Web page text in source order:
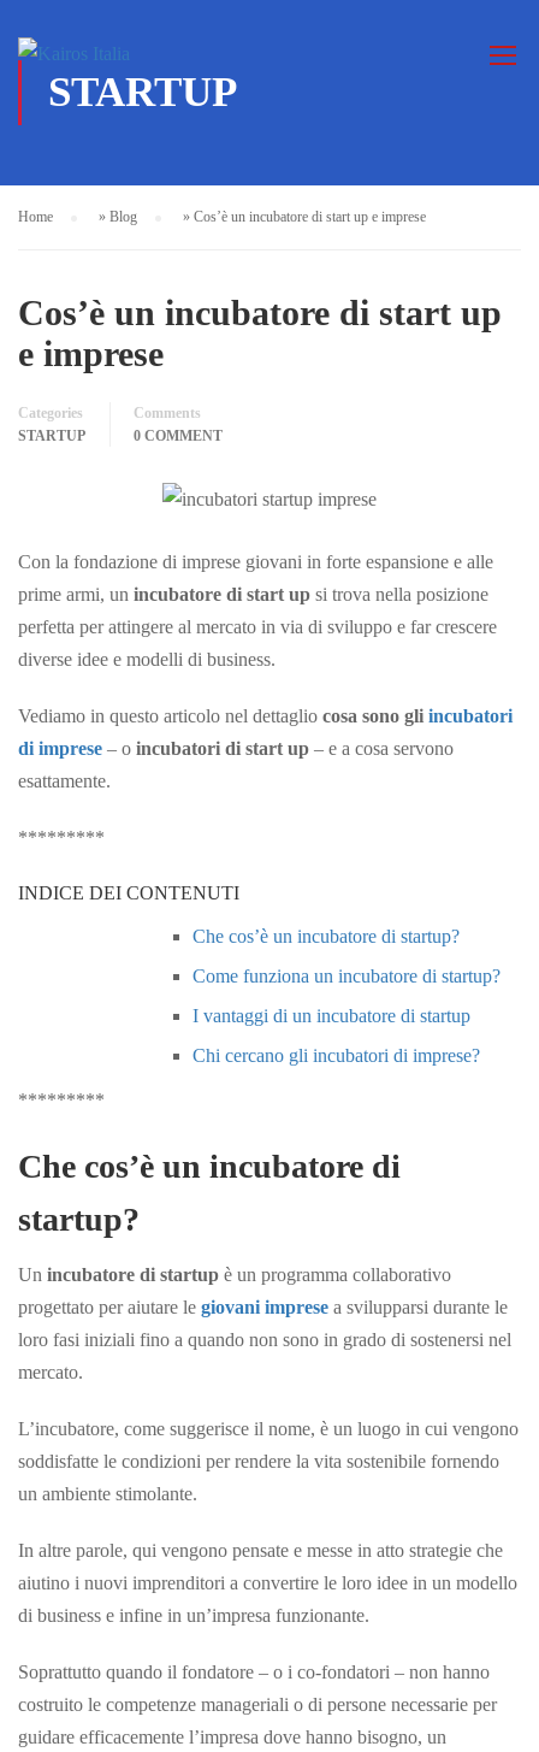
STARTUP
Home » Blog » Cos’è un incubatore di start up e imprese
Cos’è un incubatore di start up
e imprese
Categories
STARTUP
Comments
0 COMMENT
Con la fondazione di imprese giovani in forte espansione e alle
prime armi, un incubatore di start up si trova nella posizione
perfetta per attingere al mercato in via di sviluppo e far crescere
diverse idee e modelli di business.
Vediamo in questo articolo nel dettaglio cosa sono gli incubatori
di imprese – o incubatori di start up – e a cosa servono
esattamente.
*********
INDICE DEI CONTENUTI
Che cos’è un incubatore di startup?
Come funziona un incubatore di startup?
I vantaggi di un incubatore di startup
Chi cercano gli incubatori di imprese?
*********
Che cos’è un incubatore di
startup?
Un incubatore di startup è un programma collaborativo
progettato per aiutare le giovani imprese a svilupparsi durante le
loro fasi iniziali fino a quando non sono in grado di sostenersi nel
mercato.
L’incubatore, come suggerisce il nome, è un luogo in cui vengono
soddisfatte le condizioni per rendere la vita sostenibile fornendo
un ambiente stimolante.
In altre parole, qui vengono pensate e messe in atto strategie che
aiutino i nuovi imprenditori a convertire le loro idee in un modello
di business e infine in un’impresa funzionante.
Soprattutto quando il fondatore – o i co-fondatori – non hanno
costruito le competenze manageriali o di persone necessarie per
guidare efficacemente l’impresa dove hanno bisogno, un